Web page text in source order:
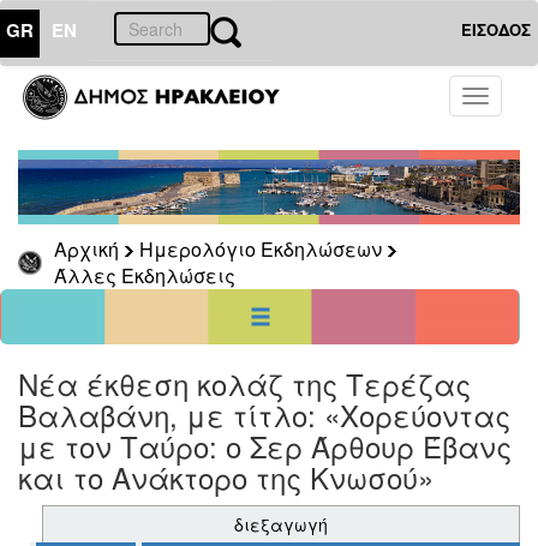
GR EN ΕΙΣΟΔΟΣ
Toggle
Αρχική
Ημερολόγιο Εκδηλώσεων
Άλλες Εκδηλώσεις
24Φεβρουάριος
2020
Κυρ Δευ Τρι Τετ Πεμ Παρ Σαβ
1
9
10 11 12 13 14
15
16
17 18 19 20 21
22
29
ΗΜΕΡΟΛΟΓΙΟ
ΕΚΔΗΛΩΣΕΩΝ
Άλλες
Εκδηλώσεις
Αρχείο
Νέα έκθεση κολάζ της Τερέζας
Βαλαβάνη, με τίτλο: «Χορεύοντας
με τον Ταύρο: ο Σερ Άρθουρ Έβανς
και το Ανάκτορο της Κνωσού»
διεξαγωγή